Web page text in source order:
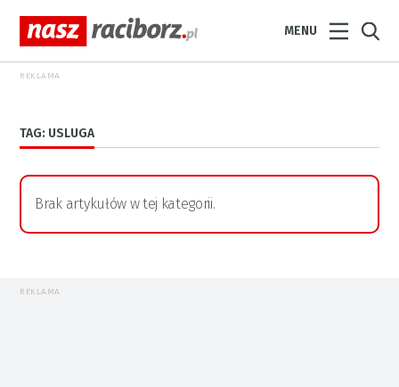
MENU
REKLAMA
TAG: USLUGA
Brak artykułów w tej kategorii.
REKLAMA